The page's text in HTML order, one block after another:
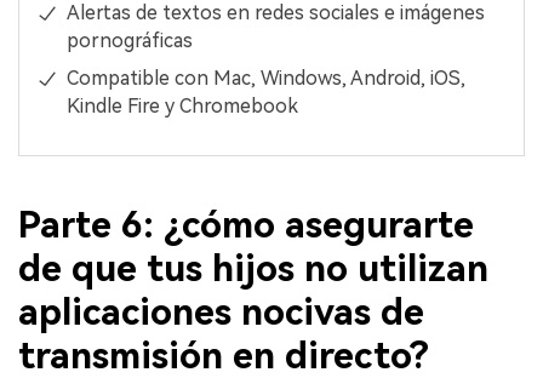
Alertas de textos en redes sociales e imágenes
pornográficas
Compatible con Mac, Windows, Android, iOS,
Kindle Fire y Chromebook
Parte 6: ¿cómo asegurarte
de que tus hijos no utilizan
aplicaciones nocivas de
transmisión en directo?